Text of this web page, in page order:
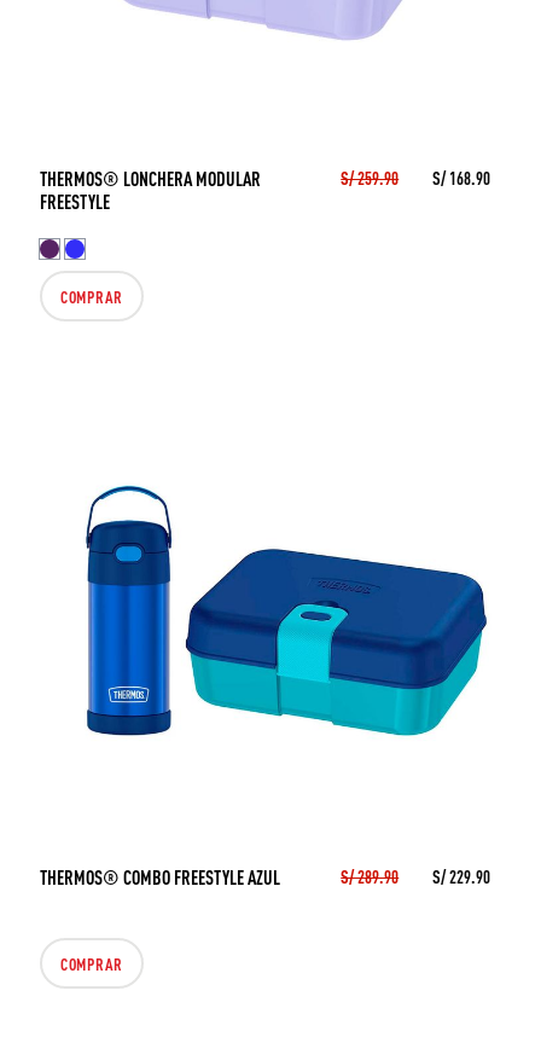
THERMOS® LONCHERA MODULAR
FREESTYLE
S/ 259.90 S/ 168.90
COMPRAR
THERMOS® COMBO FREESTYLE AZUL S/ 289.90 S/ 229.90
COMPRAR